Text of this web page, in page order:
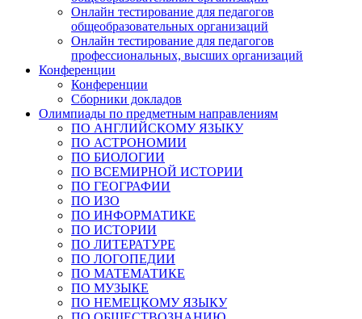
Онлайн тестирование для педагогов
общеобразовательных организаций
Онлайн тестирование для педагогов
профессиональных, высших организаций
Конференции
Конференции
Сборники докладов
Олимпиады по предметным направлениям
ПО АНГЛИЙСКОМУ ЯЗЫКУ
ПО АСТРОНОМИИ
ПО БИОЛОГИИ
ПО ВСЕМИРНОЙ ИСТОРИИ
ПО ГЕОГРАФИИ
ПО ИЗО
ПО ИНФОРМАТИКЕ
ПО ИСТОРИИ
ПО ЛИТЕРАТУРЕ
ПО ЛОГОПЕДИИ
ПО МАТЕМАТИКЕ
ПО МУЗЫКЕ
ПО НЕМЕЦКОМУ ЯЗЫКУ